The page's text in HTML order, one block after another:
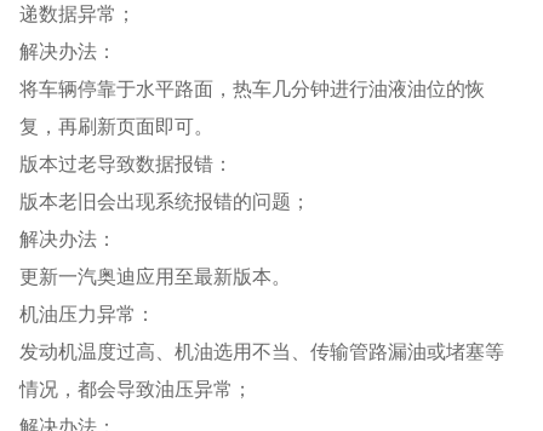
递数据异常；
解决办法：
将车辆停靠于水平路面，热车几分钟进行油液油位的恢
复，再刷新页面即可。
版本过老导致数据报错：
版本老旧会出现系统报错的问题；
解决办法：
更新一汽奥迪应用至最新版本。
机油压力异常：
发动机温度过高、机油选用不当、传输管路漏油或堵塞等
情况，都会导致油压异常；
解决办法：